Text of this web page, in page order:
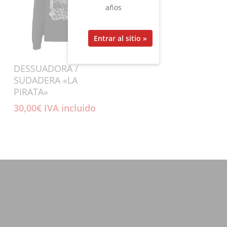
Añadir Al Carrito
DESSUADORA /
SUDADERA «LA
PIRATA»
30,00€ IVA incluido
años